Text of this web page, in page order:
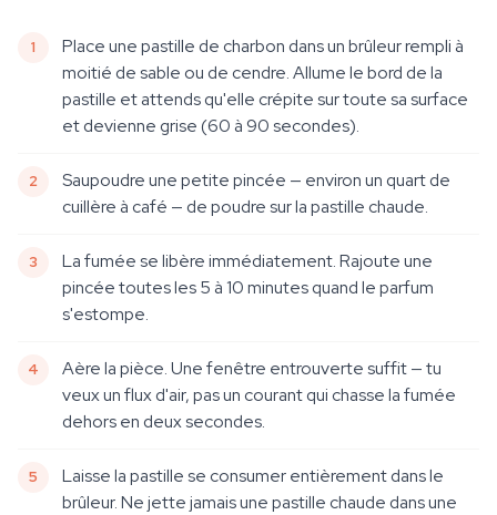
Place une pastille de charbon dans un brûleur rempli à
moitié de sable ou de cendre. Allume le bord de la
pastille et attends qu'elle crépite sur toute sa surface
et devienne grise (60 à 90 secondes).
Saupoudre une petite pincée — environ un quart de
cuillère à café — de poudre sur la pastille chaude.
La fumée se libère immédiatement. Rajoute une
pincée toutes les 5 à 10 minutes quand le parfum
s'estompe.
Aère la pièce. Une fenêtre entrouverte suffit — tu
veux un flux d'air, pas un courant qui chasse la fumée
dehors en deux secondes.
Laisse la pastille se consumer entièrement dans le
brûleur. Ne jette jamais une pastille chaude dans une